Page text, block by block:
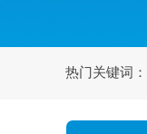
热门关键词：